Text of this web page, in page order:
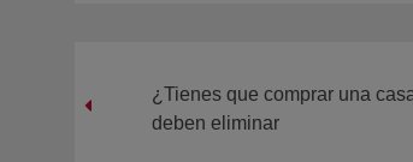
¿Tienes que comprar una
deben eliminar